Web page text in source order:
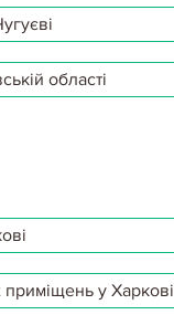
області
у Харкові